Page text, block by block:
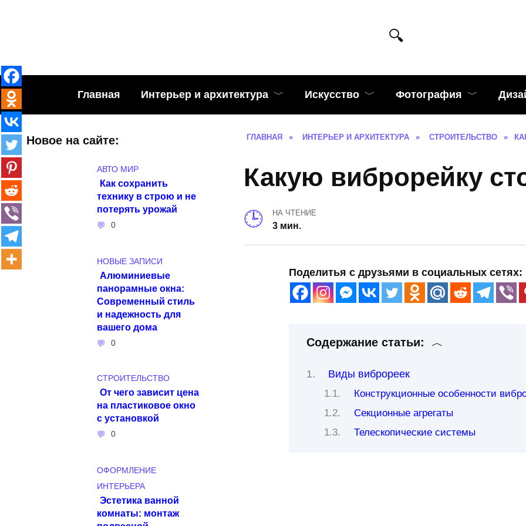
Главная Интерьер и архитектура Искусство Фотография
ГЛАВНАЯ » ИНТЕРЬЕР И АРХИТЕКТУРА » СТРОИТЕЛЬСТВО »
Какую виброрейку
НА ЧТЕНИЕ
3 мин.
Поделитья с друзьями в социальных сетях:
Содержание статьи:
Виды виброреек
Конструкционные особенности
Секционные агрегаты
Телескопические системы
Новое на сайте:
АВТО МИР
Как сохранить
технику в строю и не
потерять урожай
0
НОВЫЕ ЗАПИСИ
Алюминиевые
панорамные окна:
Современный стиль
и надежность для
вашего дома
0
СТРОИТЕЛЬСТВО
От чего зависит цена
на пластиковое окно
с установкой
0
ОФОРМЛЕНИЕ
ИНТЕРЬЕРА
Эстетика ванной
комнаты: монтаж